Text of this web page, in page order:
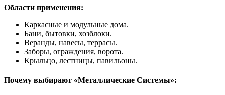
Области применения:
Каркасные и модульные дома.
Бани, бытовки, хозблоки.
Веранды, навесы, террасы.
Заборы, ограждения, ворота.
Крыльцо, лестницы, павильоны.
Почему выбирают «Металлические Cистемы»: